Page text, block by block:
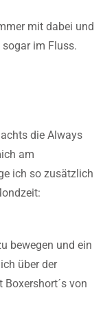
mit dabei und
im Fluss.
die Always
am
ich so zusätzlich
bewegen und ein
über der
Boxershort´s von